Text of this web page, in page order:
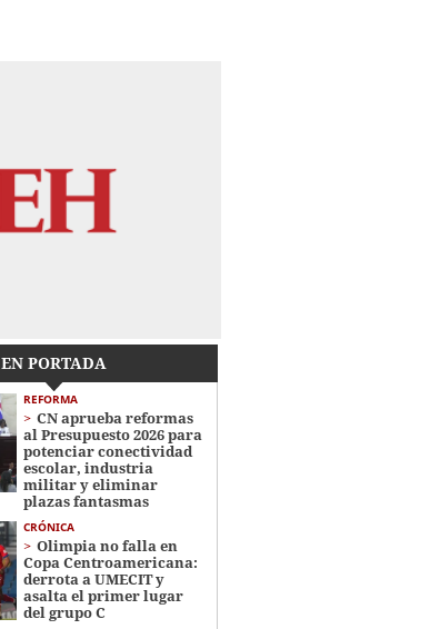
EN PORTADA
REFORMA
CN aprueba reformas
al Presupuesto 2026 para
potenciar conectividad
escolar, industria
militar y eliminar
plazas fantasmas
CRÓNICA
Olimpia no falla en
Copa Centroamericana:
derrota a UMECIT y
asalta el primer lugar
del grupo C